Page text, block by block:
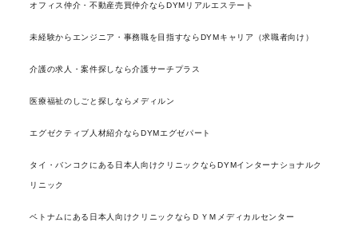
オフィス仲介・不動産売買仲介ならDYMリアルエステート
未経験からエンジニア・事務職を目指すならDYMキャリア（求職者向け）
介護の求人・案件探しなら介護サーチプラス
医療福祉のしごと探しならメディルン
エグゼクティブ人材紹介ならDYMエグゼパート
タイ・バンコクにある日本人向けクリニックならDYMインターナショナルク
リニック
ベトナムにある日本人向けクリニックならＤＹＭメディカルセンター